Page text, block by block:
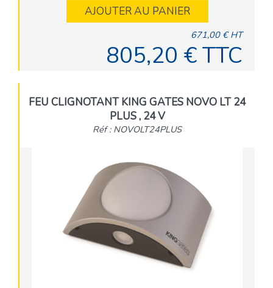
AJOUTER AU PANIER
671,00 € HT
805,20 € TTC
FEU CLIGNOTANT KING GATES NOVO LT 24
PLUS , 24 V
Réf : NOVOLT24PLUS